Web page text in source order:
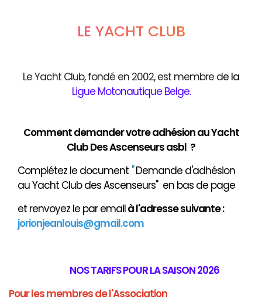
LE YACHT CLUB
Le Yacht Club, fondé en 2002, est membre de la
Ligue Motonautique Belge.
Comment demander votre adhésion au Yacht
Club Des Ascenseurs asbl ?
Complétez le document "Demande d'adhésion
au Yacht Club des Ascenseurs" en bas de page
et renvoyez le par emailàl'adresse suivante :
jorionjeanlouis@gmail.com
NOS TARIFS POUR LA SAISON 2026
Pour les membres de l'Association